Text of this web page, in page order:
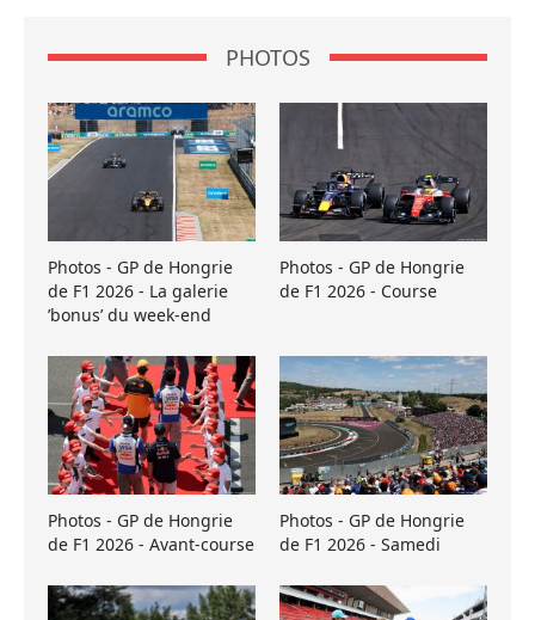
PHOTOS
Photos - GP de Hongrie
de F1 2026 - La galerie
’bonus’ du week-end
Photos - GP de Hongrie
de F1 2026 - Course
Photos - GP de Hongrie
de F1 2026 - Avant-course
Photos - GP de Hongrie
de F1 2026 - Samedi